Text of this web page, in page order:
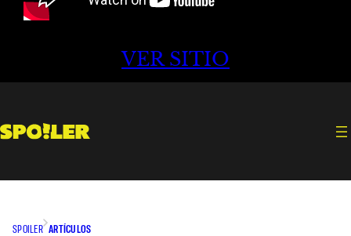
VER SITIO
SPOILER ARTÍCULOS